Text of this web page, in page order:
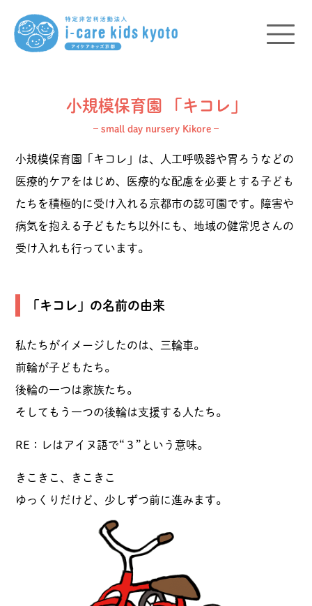
小規模保育園 「キコレ」
– small day nursery Kikore –
小規模保育園「キコレ」は、人工呼吸器や胃ろうなどの
医療的ケアをはじめ、医療的な配慮を必要とする子ども
たちを積極的に受け入れる京都市の認可園です。障害や
病気を抱える子どもたち以外にも、地域の健常児さんの
受け入れも行っています。
「キコレ」の名前の由来
私たちがイメージしたのは、三輪車。
前輪が子どもたち。
後輪の一つは家族たち。
そしてもう一つの後輪は支援する人たち。
RE：レはアイヌ語で“３”という意味。
きこきこ、きこきこ
ゆっくりだけど、少しずつ前に進みます。